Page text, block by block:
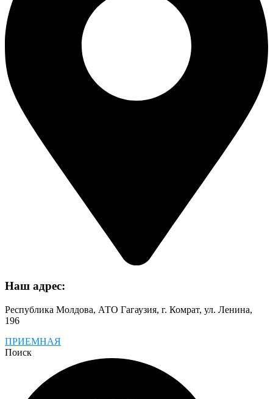
Наш адрес:
Республика Молдова, АТО Гагаузия, г. Комрат, ул. Ленина,
196
ПРИЕМНАЯ
Поиск